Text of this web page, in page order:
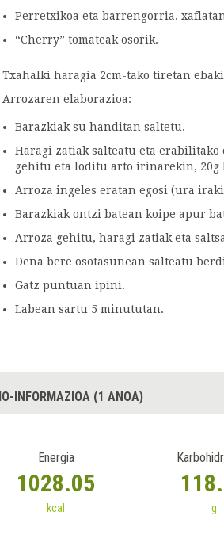
Perretxikoa eta barrengorria,
“Cherry” tomateak osorik.
Txahalki haragia 2cm-tako tiretan
Arrozaren elaborazioa:
Barazkiak su handitan saltetu.
Haragi zatiak salteatu eta erabilitako
gehitu eta loditu arto irinarekin, 20g
Arroza ingeles eratan egosi (ura
Barazkiak ontzi batean koipe apur
Arroza gehitu, haragi zatiak eta
Dena bere osotasunean salteatu
Gatz puntuan ipini.
Labean sartu 5 minututan.
INFORMAZIOA (1 ANOA)
Energia
1028.05
kcal g